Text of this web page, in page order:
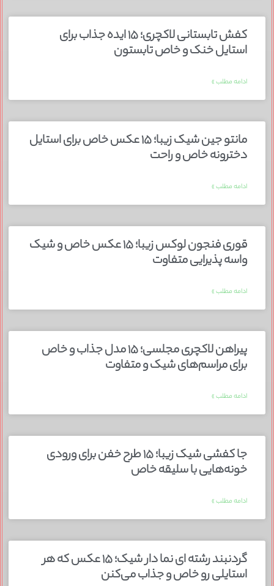
کفش تابستانی لاکچری؛ ۱۵ ایده‌ جذاب برای
استایل خنک و خاص تابستون
ادامه مطلب »
مانتو جین شیک زیبا؛ ۱۵ عکس خاص برای استایل
دخترونه خاص و راحت
ادامه مطلب »
قوری فنجون لوکس زیبا؛ ۱۵ عکس خاص و شیک
واسه پذیرایی متفاوت
ادامه مطلب »
پیراهن لاکچری مجلسی؛ ۱۵ مدل جذاب و خاص
برای مراسم‌های شیک و متفاوت
ادامه مطلب »
جا کفشی شیک زیبا؛ ۱۵ طرح خفن برای ورودی
خونه‌هایی با سلیقه خاص
ادامه مطلب »
گردنبند رشته ای نما دار شیک؛ ۱۵ عکس که هر
استایلی رو خاص و جذاب می‌کنن